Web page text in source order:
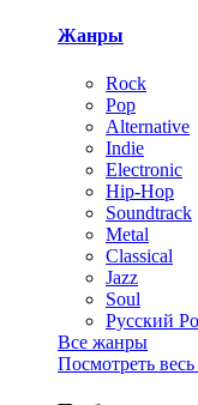
Жанры
Rock
Pop
Alternative
Indie
Electronic
Hip-Hop
Soundtrack
Metal
Classical
Jazz
Soul
Русский
Все жанры
Посмотреть весь